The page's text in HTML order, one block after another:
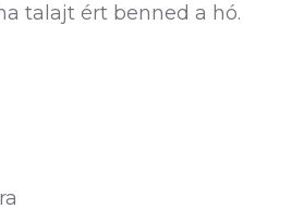
talajt ért benned a hó.